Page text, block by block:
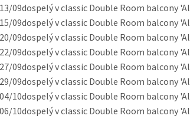
09dospelý v classic Double Room balcony
09dospelý v classic Double Room balcony
09dospelý v classic Double Room balcony
09dospelý v classic Double Room balcony
09dospelý v classic Double Room balcony
09dospelý v classic Double Room balcony
10dospelý v classic Double Room balcony
10dospelý v classic Double Room balcony